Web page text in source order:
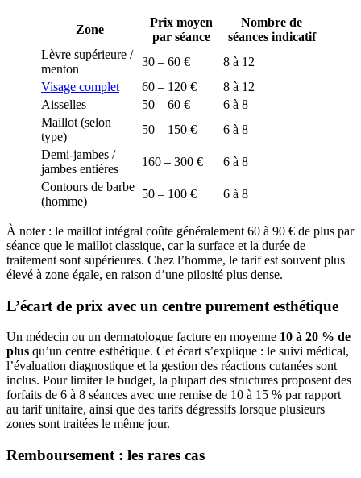
Zone
Prix moyen
par séance
Nombre de
séances indicatif
Lèvre supérieure /
menton
30 – 60 €
8 à 12
Visage complet
60 – 120 €
8 à 12
Aisselles
50 – 60 €
6 à 8
Maillot (selon
type)
50 – 150 €
6 à 8
Demi-jambes /
jambes entières
160 – 300 €
6 à 8
Contours de barbe
(homme)
50 – 100 € 6 à 8
À noter : le maillot intégral coûte généralement 60 à 90 € de plus par
séance que le maillot classique, car la surface et la durée de
traitement sont supérieures. Chez l’homme, le tarif est souvent plus
élevé à zone égale, en raison d’une pilosité plus dense.
L’écart de prix avec un centre purement esthétique
Un médecin ou un dermatologue facture en moyenne 10 à 20 % de
plus qu’un centre esthétique. Cet écart s’explique : le suivi médical,
l’évaluation diagnostique et la gestion des réactions cutanées sont
inclus. Pour limiter le budget, la plupart des structures proposent des
forfaits de 6 à 8 séances avec une remise de 10 à 15 % par rapport
au tarif unitaire, ainsi que des tarifs dégressifs lorsque plusieurs
zones sont traitées le même jour.
Remboursement : les rares cas